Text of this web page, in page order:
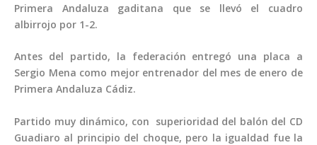
Primera Andaluza gaditana que se llevó el cuadro
albirrojo por 1-2.
Antes del partido, la federación entregó una placa a
Sergio Mena como mejor entrenador del mes de enero de
Primera Andaluza Cádiz.
Partido muy dinámico, con superioridad del balón del CD
Guadiaro al principio del choque, pero la igualdad fue la